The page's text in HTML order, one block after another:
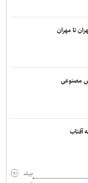
ارتقای سرمایه اجتماعی
جدید معاونت تربیتی و
تأکید بر نقش رسانه‌ها
در دانشگاه علم و صنعت/
با یکدیگر متفاوتند
علوم پزشکی شهیدبهشتی
مبتنی بر هوش مصنوعی
تا مهران
مصنوعی
آفتاب
بیش